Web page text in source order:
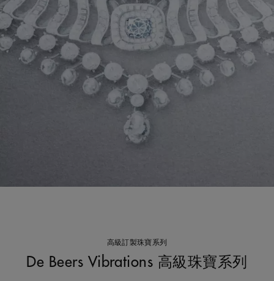
高級訂製珠寶系列
De Beers Vibrations 高級珠寶系列